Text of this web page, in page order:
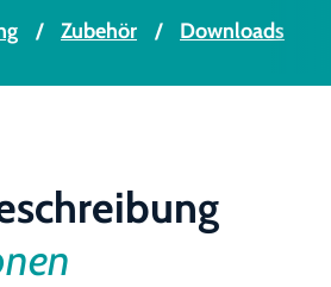
Zubehör Downloads